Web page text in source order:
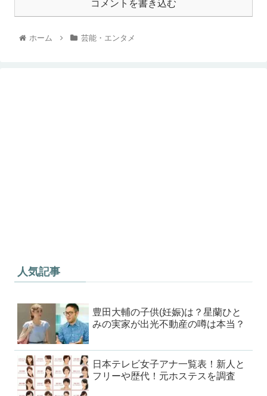
コメントを書き込む
ホーム 芸能・エンタメ
人気記事
豊田大輔の子供(妊娠)は？星蘭ひと
みの実家が出光不動産の噂は本当？
日本テレビ女子アナ一覧表！新人と
フリーや歴代！元ホステスを調査